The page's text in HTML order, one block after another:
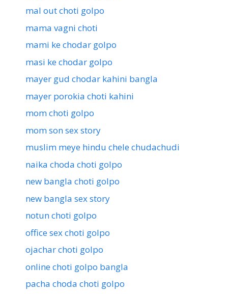
mal out choti golpo
mama vagni choti
mami ke chodar golpo
masi ke chodar golpo
mayer gud chodar kahini bangla
mayer porokia choti kahini
mom choti golpo
mom son sex story
muslim meye hindu chele chudachudi
naika choda choti golpo
new bangla choti golpo
new bangla sex story
notun choti golpo
office sex choti golpo
ojachar choti golpo
online choti golpo bangla
pacha choda choti golpo